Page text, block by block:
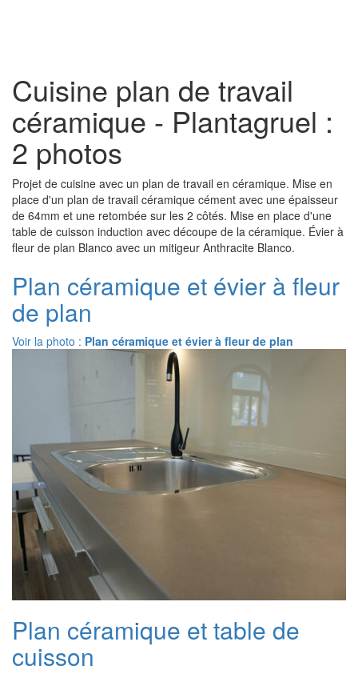
Cuisine plan de travail
céramique - Plantagruel :
2 photos
Projet de cuisine avec un plan de travail en céramique. Mise en
place d'un plan de travail céramique cément avec une épaisseur
de 64mm et une retombée sur les 2 côtés. Mise en place d'une
table de cuisson induction avec découpe de la céramique. Évier à
fleur de plan Blanco avec un mitigeur Anthracite Blanco.
Plan céramique et évier à fleur
de plan
Voir la photo : Plan céramique et évier à fleur de plan
Plan céramique et table de
cuisson